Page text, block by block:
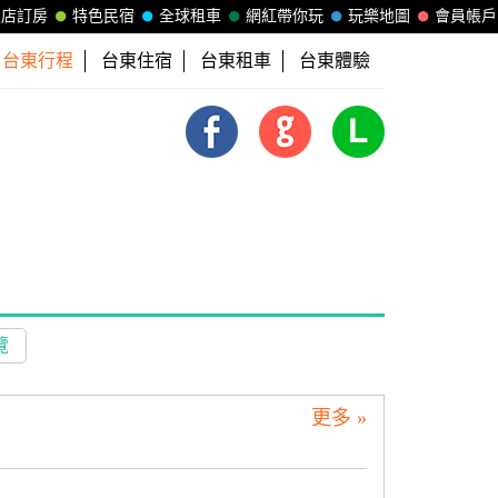
會員帳戶
玩樂地圖
網紅帶你玩
全球租車
特色民宿
訂房
台東行程 台東住宿 台東租車 台東體驗
更多 »